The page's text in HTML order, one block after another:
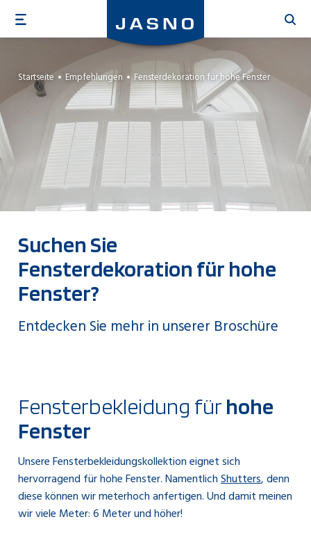
zum
Inhalt
Startseite Empfehlungen Fensterdekoration für hohe Fenster
Suchen Sie
Fensterdekoration für hohe
Fenster?
Entdecken Sie mehr in unserer Broschüre
Fensterbekleidung für hohe
Fenster
Unsere Fensterbekleidungskollektion eignet sich
hervorragend für hohe Fenster. NamentlichShutters, denn
diese können wir meterhoch anfertigen. Und damit meinen
wir viele Meter: 6 Meter und höher!